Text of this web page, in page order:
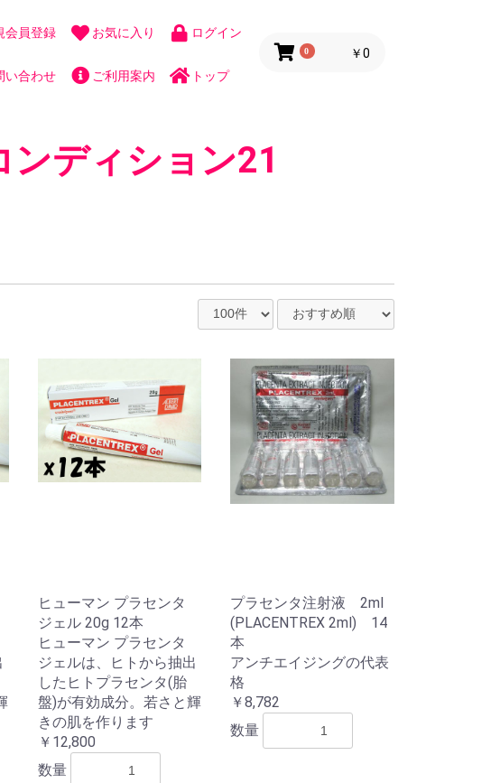
会員登録 お気に入り ログイン
い合わせ ご利用案内 トップ
0 ￥0
ディション21
ヒューマン プラセンタ
ジェル 20g 12本
ヒューマン プラセンタ
ジェルは、ヒトから抽出
したヒトプラセンタ(胎
盤)が有効成分。若さと輝
きの肌を作ります
￥12,800
数量
プラセンタ注射液 2ml
(PLACENTREX 2ml) 14
本
アンチエイジングの代表
格
￥8,782
数量